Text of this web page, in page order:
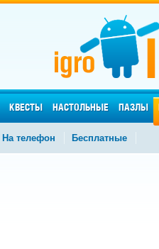
КВЕСТЫ НАСТОЛЬНЫЕ ПАЗЛЫ
На телефон Бесплатные